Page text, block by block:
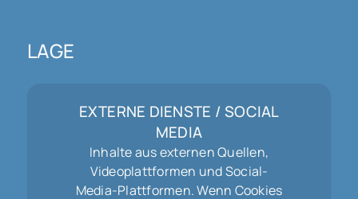
sich gut für Singles oder Paare, ist aber durch
Stufen im Hauseingangsbereich nicht
Von dem Wohnungseingang betreten Sie
zunächst einen kleinen Flur, der genügende Platz
für eine Garderobe und den Schuhschrank bietet.
Vom Flur aus ist linker Hand die Küche zu
erreichen, die durch die große Fensterfront sehr
LAGE
EXTERNE DIENSTE / SOCIAL
MEDIA
Inhalte aus externen Quellen,
Videoplattformen und Social-
Media-Plattformen. Wenn Cookies